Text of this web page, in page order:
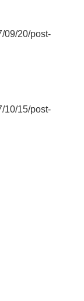
09/20/post-
10/15/post-